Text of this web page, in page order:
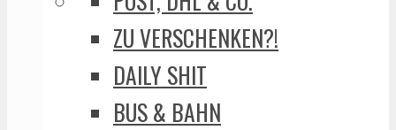
ZU VERSCHENKEN?!
DAILY SHIT
BUS & BAHN